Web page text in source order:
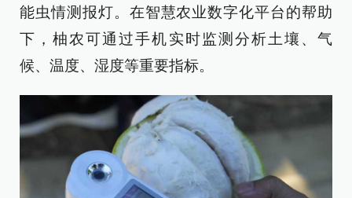
能虫情测报灯。在智慧农业数字化平台的帮助
下，柚农可通过手机实时监测分析土壤、气
候、温度、湿度等重要指标。